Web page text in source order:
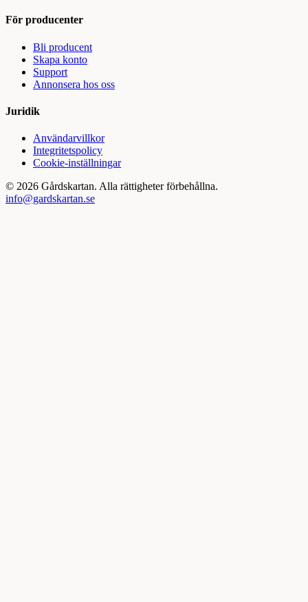
För producenter
Bli producent
Skapa konto
Support
Annonsera hos oss
Juridik
Användarvillkor
Integritetspolicy
Cookie-inställningar
© 2026 Gårdskartan. Alla rättigheter förbehållna.
info@gardskartan.se